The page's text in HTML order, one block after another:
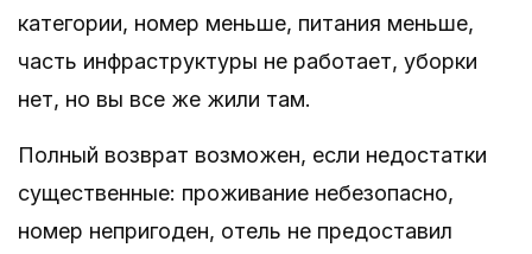
категории, номер меньше, питания меньше,
часть инфраструктуры не работает, уборки
нет, но вы все же жили там.
Полный возврат возможен, если недостатки
существенные: проживание небезопасно,
номер непригоден, отель не предоставил